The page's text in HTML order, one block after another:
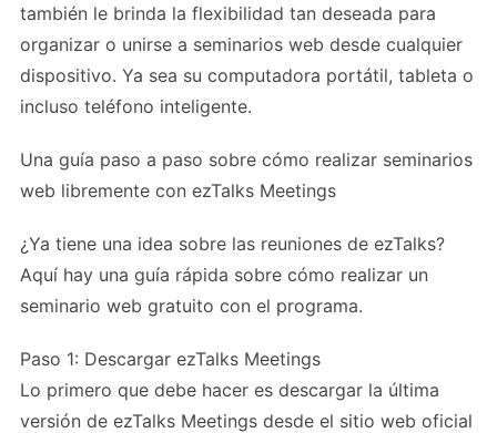
también le brinda la flexibilidad tan deseada para
organizar o unirse a seminarios web desde cualquier
dispositivo. Ya sea su computadora portátil, tableta o
incluso teléfono inteligente.
Una guía paso a paso sobre cómo realizar seminarios
web libremente con ezTalks Meetings
¿Ya tiene una idea sobre las reuniones de ezTalks?
Aquí hay una guía rápida sobre cómo realizar un
seminario web gratuito con el programa.
Paso 1: Descargar ezTalks Meetings
Lo primero que debe hacer es descargar la última
versión de ezTalks Meetings desde el sitio web oficial